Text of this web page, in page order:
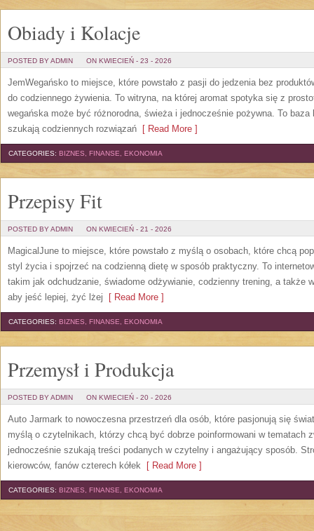
Obiady i Kolacje
POSTED BY ADMIN ON KWIECIEŃ - 23 - 2026
JemWegańsko to miejsce, które powstało z pasji do jedzenia bez
do codziennego żywienia. To witryna, na której aromat spotyka się z
wegańska może być różnorodna, świeża i jednocześnie pożywna. To
szukają codziennych rozwiązań [ Read More ]
CATEGORIES: BIZNES, FINANSE, EKONOMIA
Przepisy Fit
POSTED BY ADMIN ON KWIECIEŃ - 21 - 2026
MagicalJune to miejsce, które powstało z myślą o osobach, które chcą
styl życia i spojrzeć na codzienną dietę w sposób praktyczny. To
takim jak odchudzanie, świadome odżywianie, codzienny trening, a także
aby jeść lepiej, żyć lżej [ Read More ]
CATEGORIES: BIZNES, FINANSE, EKONOMIA
Przemysł i Produkcja
POSTED BY ADMIN ON KWIECIEŃ - 20 - 2026
Auto Jarmark to nowoczesna przestrzeń dla osób, które pasjonują się
myślą o czytelnikach, którzy chcą być dobrze poinformowani w tematach
jednocześnie szukają treści podanych w czytelny i angażujący sposób.
kierowców, fanów czterech kółek [ Read More ]
CATEGORIES: BIZNES, FINANSE, EKONOMIA